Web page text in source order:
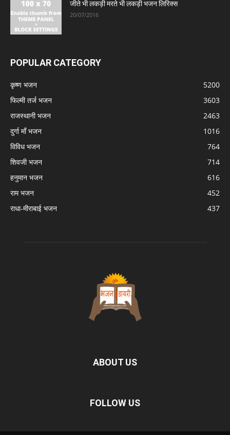
जीते भी लकड़ी मरते भी लकड़ी भजन लिरिक्स
20/07/2016
POPULAR CATEGORY
कृष्ण भजन
5200
फिल्मी तर्ज भजन
3603
राजस्थानी भजन
2463
दुर्गा माँ भजन
1016
विविध भजन
764
शिवजी भजन
714
हनुमान भजन
616
राम भजन
452
राधा-मीराबाई भजन
437
ABOUT US
FOLLOW US